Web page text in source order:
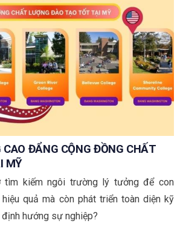
ĐẨNG CỘNG ĐỒNG CHẤT
MỸ
tìm kiếm ngôi trường lý tưởng để con
quả mà còn phát triển toàn diện kỹ
định hướng sự nghiệp?